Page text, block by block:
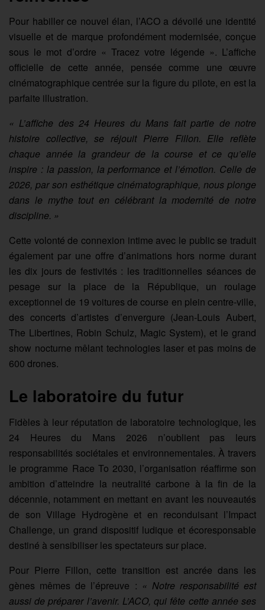
Pour habiller ce nouvel élan, l’ACO a dévoilé une identité
visuelle et de marque profondément modernisée, conçue
sous le mot d’ordre « Tracez votre légende ». L’affiche
officielle de cette année, pensée comme une œuvre
cinématographique centrée sur la figure du pilote, en est la
parfaite illustration.
« L’affiche des 24 Heures du Mans fait partie de notre
histoire collective, se réjouit Pierre Fillon. Elle reflète
chaque année la grandeur de la course et ce qu’elle
inspire : la passion, la performance et l’émotion. Celle de
2026, par son esthétique cinématographique, nous plonge
dans le mythe tout en célébrant la modernité de notre
discipline. »
Cette volonté de connexion intime avec le public se traduit
également par une offre d’animations hors norme durant
les dix jours de festivités : les traditionnelles séances de
pesage sur la place de la République, un roulage
exceptionnel de 19 voitures de course en plein centre-ville,
des concerts d’artistes d’envergure (Jean-Louis Aubert,
The Libertines, Robin Schulz, Magic System), et le grand
show nocturne mêlant technologies laser et pas moins de
600 drones.
Le laboratoire du futur
Fidèles à leur réputation de laboratoire technologique, les
24 Heures du Mans 2026 n’oublient pas leurs
responsabilités sociétales et environnementales. À travers
le programme Race To 2030, l’organisation réaffirme son
ambition d’atteindre la neutralité carbone à la fin de la
décennie, notamment en mettant en avant les nouveautés
de son Village Hydrogène et en reconduisant l’Impact
Challenge, un grand dispositif ludique et écoresponsable
destiné à sensibiliser les spectateurs sur place.
Pour Pierre Fillon, cette transition est ancrée dans les
gènes mêmes de l’épreuve : « Notre responsabilité est
aussi de préparer l’avenir. L’ACO, qui fête cette année ses